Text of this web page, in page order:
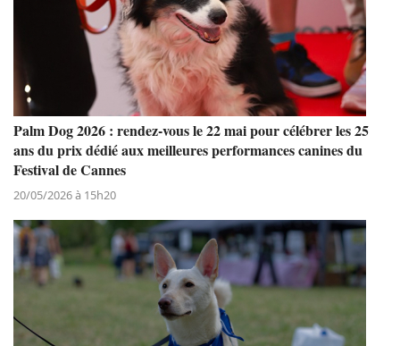
Palm Dog 2026 : rendez-vous le 22 mai pour célébrer les 25
ans du prix dédié aux meilleures performances canines du
Festival de Cannes
20/05/2026 à 15h20